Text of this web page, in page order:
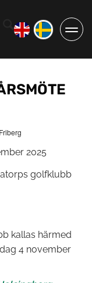
2025
golfklubb
kallas härmed
4 november